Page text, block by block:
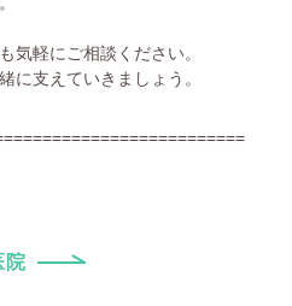
気軽にご相談ください。
に支えていきましょう。
院